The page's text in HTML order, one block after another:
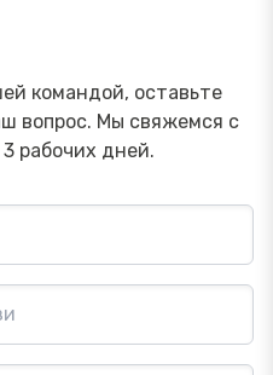
командой, оставьте
вопрос. Мы свяжемся с
рабочих дней.